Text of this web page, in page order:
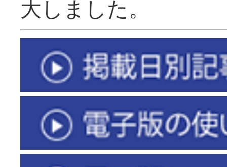
大しまし